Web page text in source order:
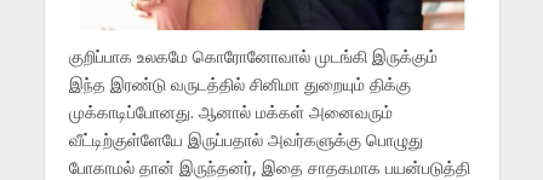
குறிப்பாக உலகமே கொரோனோவால் முடங்கி இருக்கும்
இந்த இரண்டு வருடத்தில் சினிமா துறையும் திக்கு
முக்காடிப்போனது. ஆனால் மக்கள் அனைவரும்
வீட்டிற்குள்ளேயே இருப்பதால் அவர்களுக்கு பொழுது
போகாமல் தான் இருந்தனர், இதை சாதகமாக பயன்படுத்தி